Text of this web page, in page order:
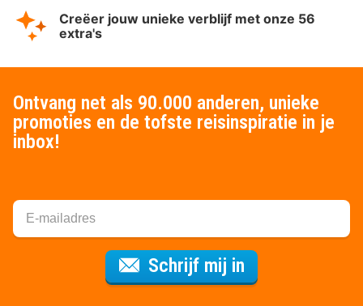
Creëer jouw unieke verblijf met onze 56
extra's
Ontvang net als 90.000 anderen, unieke
promoties en de tofste reisinspiratie in je
inbox!
Schrijf mij in